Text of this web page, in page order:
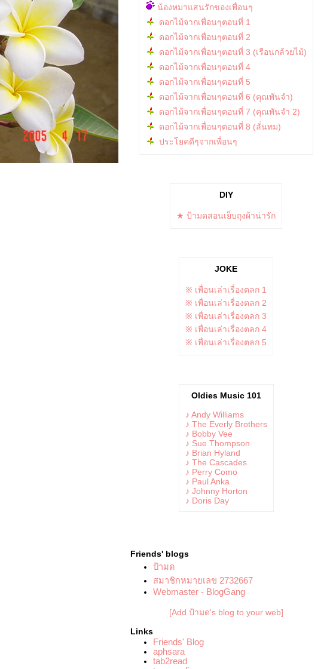
น้องหมาแสนรักของเพื่อนๆ
ดอกไม้จากเพื่อนๆตอนที่ 1
ดอกไม้จากเพื่อนๆตอนที่ 2
ดอกไม้จากเพื่อนๆตอนที่ 3 (เรือนกล้วยไม้)
ดอกไม้จากเพื่อนๆตอนที่ 4
ดอกไม้จากเพื่อนๆตอนที่ 5
ดอกไม้จากเพื่อนๆตอนที่ 6 (คุณพันจำ)
ดอกไม้จากเพื่อนๆตอนที่ 7 (คุณพันจำ 2)
ดอกไม้จากเพื่อนๆตอนที่ 8 (ลั่นทม)
ประโยคดีๆจากเพื่อนๆ
DIY
★ ป้ามดสอนเย็บถุงผ้าน่ารัก
JOKE
※ เพื่อนเล่าเรื่องตลก 1
※ เพื่อนเล่าเรื่องตลก 2
※ เพื่อนเล่าเรื่องตลก 3
※ เพื่อนเล่าเรื่องตลก 4
※ เพื่อนเล่าเรื่องตลก 5
Oldies Music 101
♪ Andy Williams
♪ The Everly Brothers
♪ Bobby Vee
♪ Sue Thompson
♪ Brian Hyland
♪ The Cascades
♪ Perry Como
♪ Paul Anka
♪ Johnny Horton
♪ Doris Day
Friends' blogs
ป้ามด
สมาชิกหมายเลข 2732667
Webmaster - BlogGang
[Add ป้ามด's blog to your web]
Links
Friends' Blog
aphsara
tab2read